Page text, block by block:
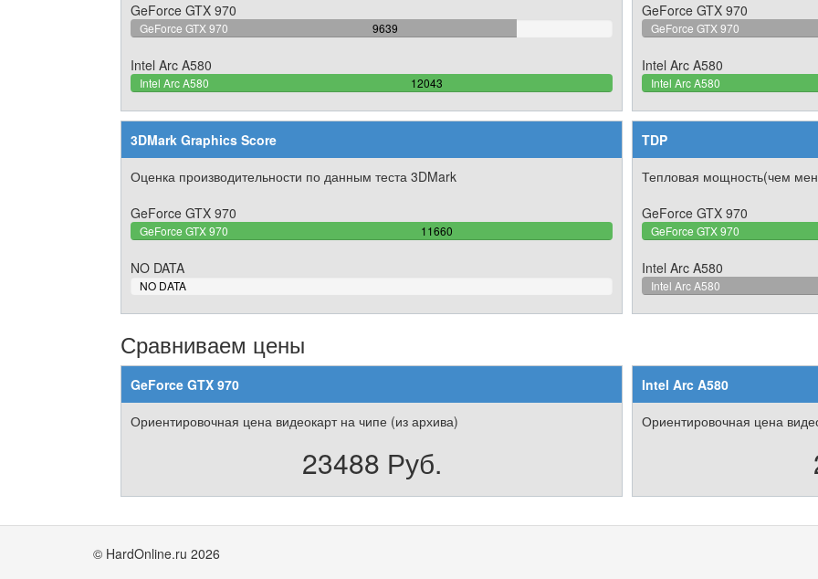
GeForce GTX 970
GeForce GTX 970 9639
80.038196462675%
Intel Arc A580
Intel Arc A580 12043
100%
3DMark Graphics Score
Оценка производительности по данным теста 3DMark
GeForce GTX 970
GeForce GTX 970 11660
100%
NO DATA
NO DATA
0%
GeForce GTX 970
GeForce GTX 970
Intel Arc A580
Intel Arc A580
TDP
Тепловая мощность(чем
GeForce GTX 970
GeForce GTX 970
Intel Arc A580
Intel Arc A580
Сравниваем цены
GeForce GTX 970
Ориентировочная цена видеокарт на чипе (из архива)
23488 Руб.
Intel Arc A580
Ориентировочная цена
© HardOnline.ru 2026